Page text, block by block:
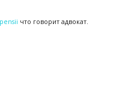
что говорит адвокат.